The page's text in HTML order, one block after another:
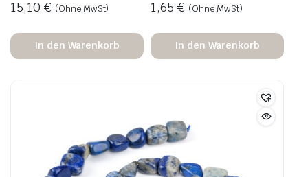
15,10 € (Ohne MwSt)
In den Warenkorb
1,65 € (Ohne MwSt)
In den Warenkorb